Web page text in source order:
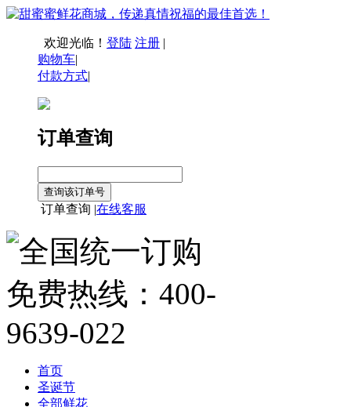
欢迎光临！ 登陆 注册 |
购物车|
付款方式|
订单查询
订单查询 |在线客服
首页
圣诞节
全部鲜花